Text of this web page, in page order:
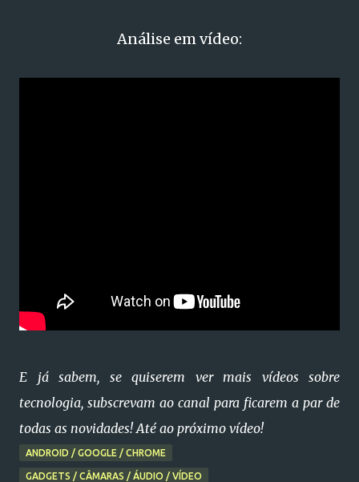
Análise em vídeo:
E já sabem, se quiserem ver mais vídeos sobre
tecnologia, subscrevam ao canal para ficarem a par de
todas as novidades! Até ao próximo vídeo!
ANDROID / GOOGLE / CHROME
GADGETS / CÂMARAS / ÁUDIO / VÍDEO